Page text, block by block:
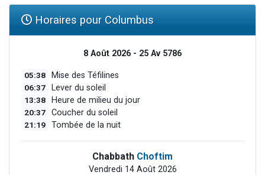
Horaires pour Columbus
8 Août 2026 - 25 Av 5786
05:38 Mise des Téfilines
06:37 Lever du soleil
13:38 Heure de milieu du jour
20:37 Coucher du soleil
21:19 Tombée de la nuit
Chabbath Choftim
Vendredi 14 Août 2026